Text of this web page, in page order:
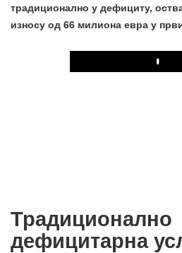
традиционално у дефициту,
износу од 66 милиона евра у
Play
Традиционално
дефицитарна